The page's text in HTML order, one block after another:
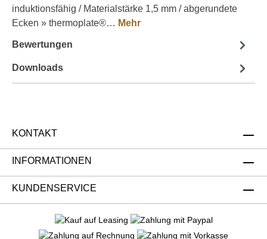
induktionsfähig / Materialstärke 1,5 mm / abgerundete
Ecken » thermoplate®… Mehr
Bewertungen
Downloads
KONTAKT
INFORMATIONEN
KUNDENSERVICE